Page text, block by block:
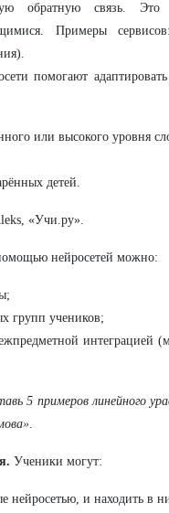
обратную связь. Это
Примеры
помогают
или высокого уровня
детей.
«Учи.ру».
нейросетей можно:
групп учеников;
интеграцией
5 примеров линейного
.
Ученики могут:
нейросетью, и находить в